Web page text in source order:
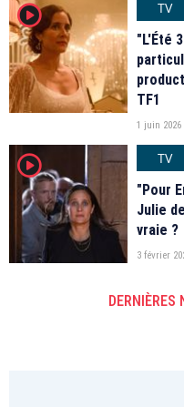
player2
TV
"L'Été
TF1
1 juin 2026
player2
TV
"Pour
Julie
vraie ?
3 février
DERNIÈRES